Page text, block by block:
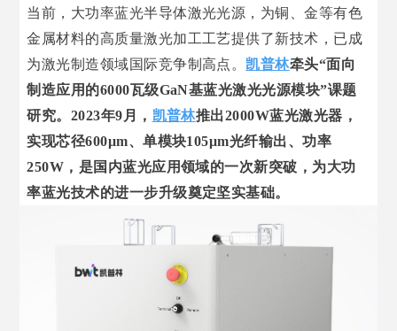
当前，大功率蓝光半导体激光光源，为铜、金等有色
金属材料的高质量激光加工工艺提供了新技术，已成
为激光制造领域国际竞争制高点。 凯普林牵头“面向
制造应用的6000瓦级GaN基蓝光激光光源模块”课题
研究。2023年9月， 凯普林推出2000W蓝光激光器，
实现芯径600μm、单模块105μm光纤输出、功率
250W ，是国内蓝光应用领域的一次新突破，为大功
率蓝光技术的进一步升级奠定坚实基础。